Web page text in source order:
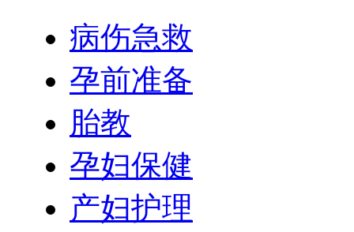
病伤急救
孕前准备
胎教
孕妇保健
产妇护理